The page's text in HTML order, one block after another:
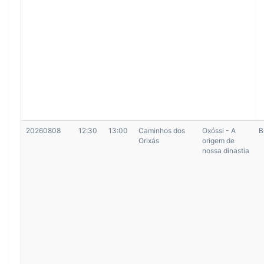
20260808 12:30 13:00
Caminhos dos
Orixás
Oxóssi - A
origem de
nossa dinastia